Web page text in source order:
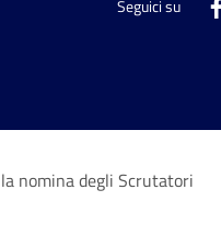
Seguici su
nomina degli Scrutatori